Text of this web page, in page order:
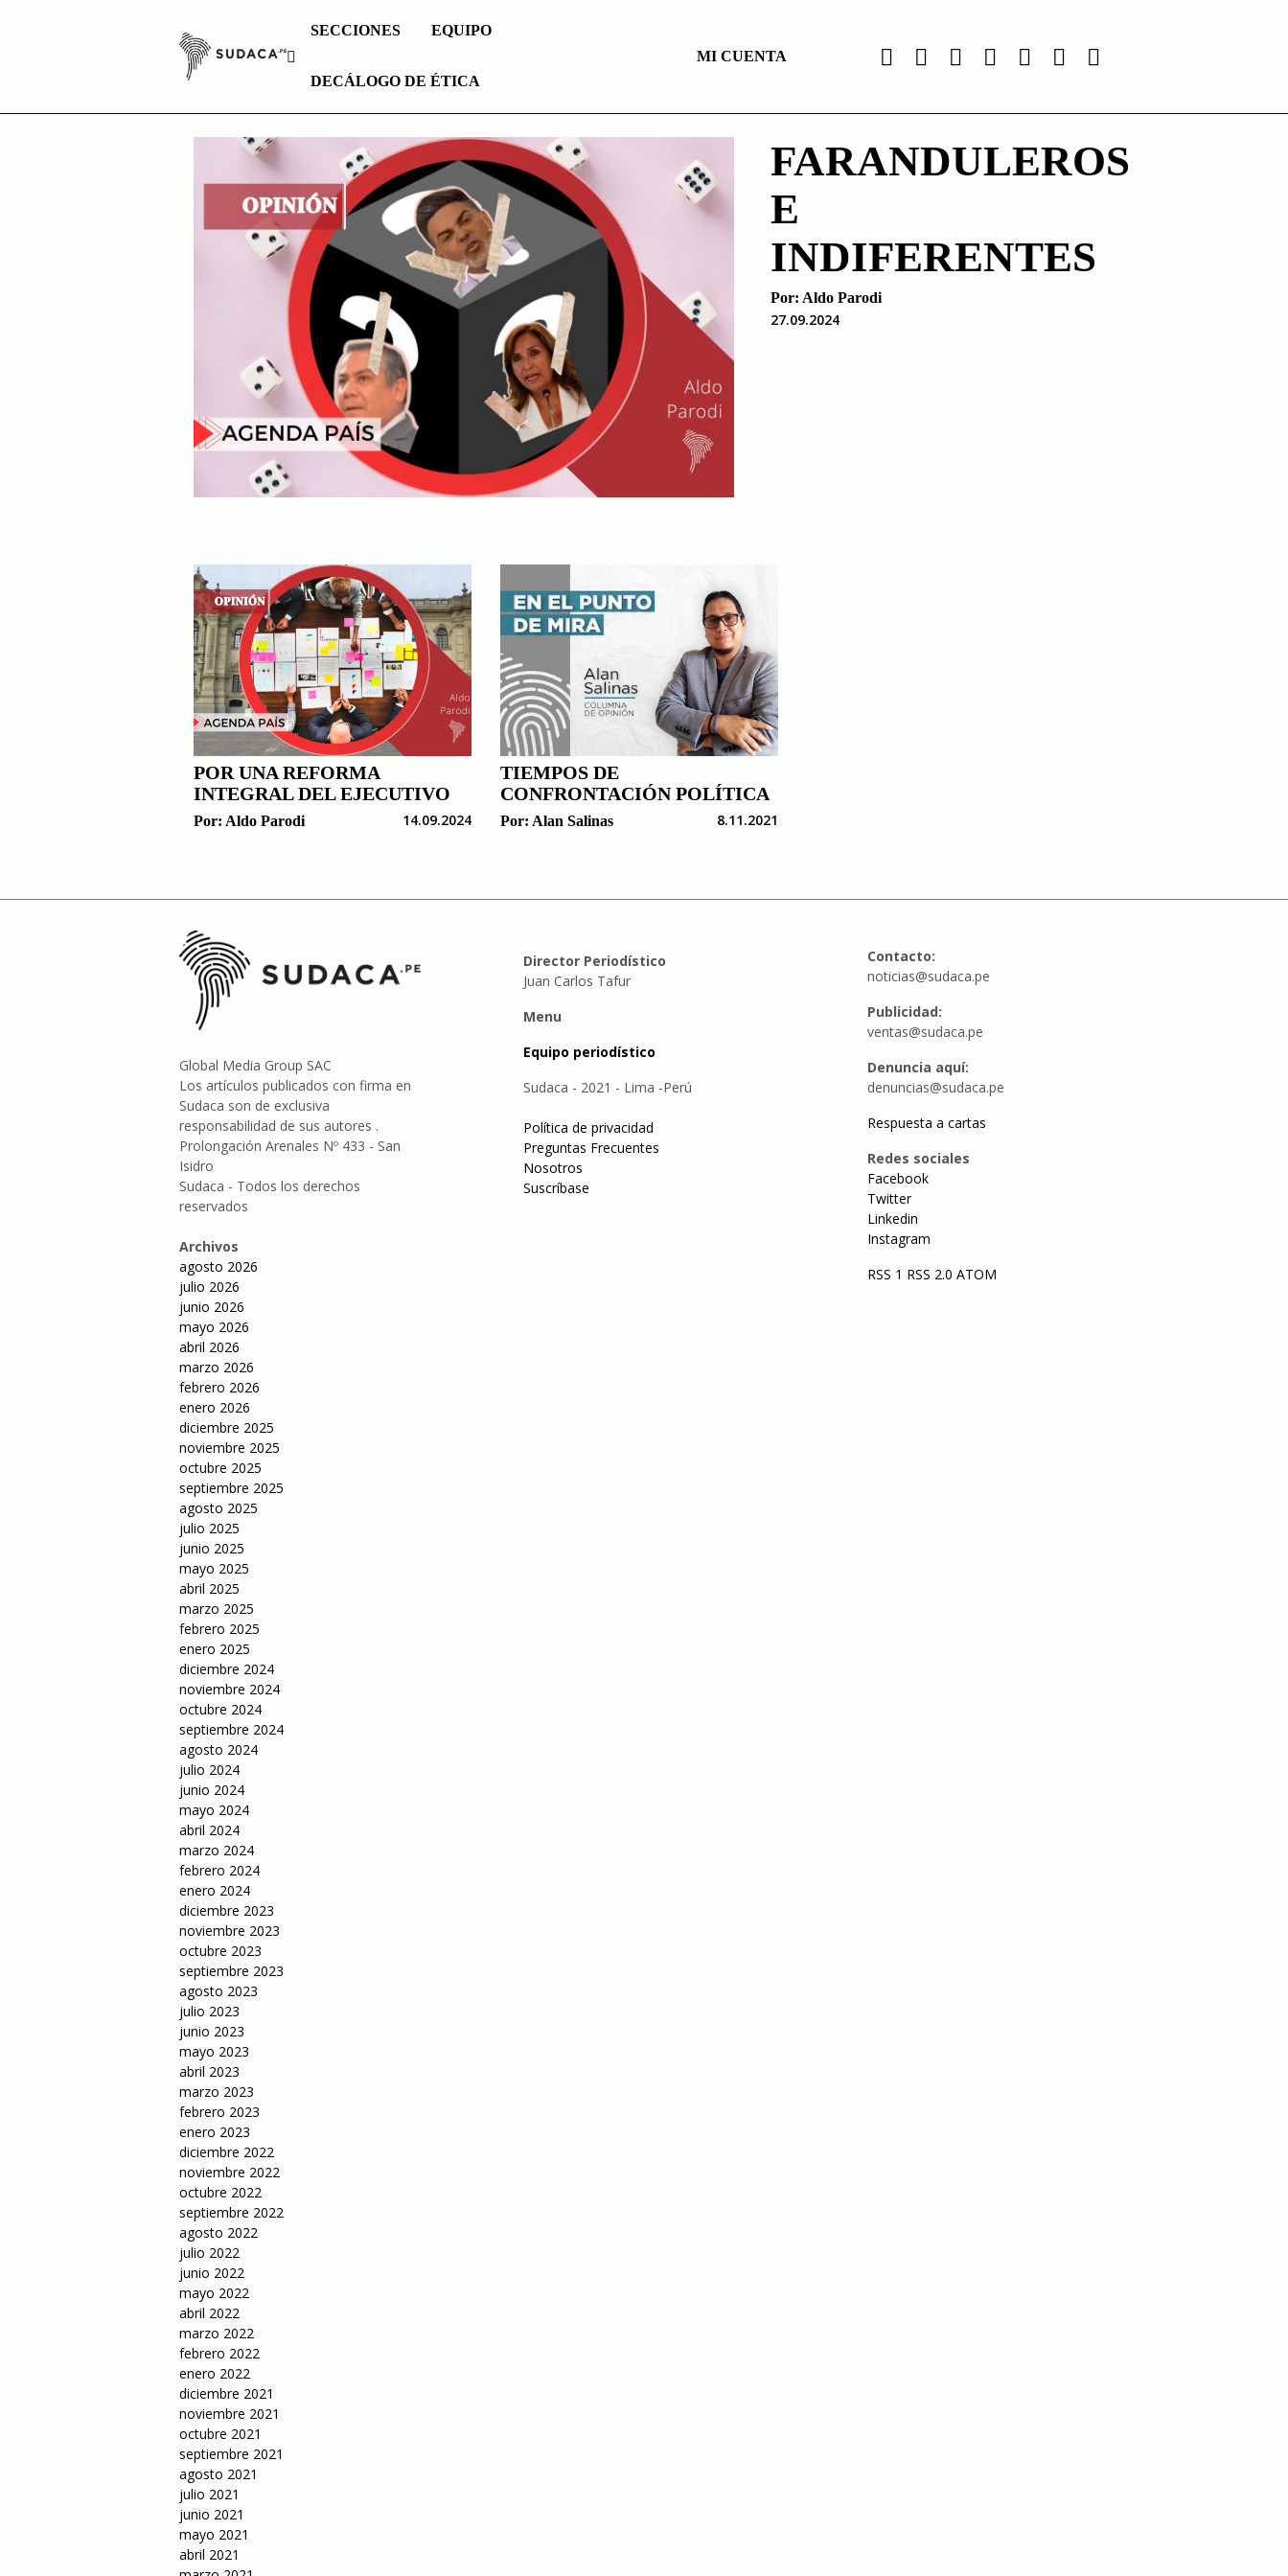
SECCIONES EQUIPO
DECÁLOGO DE ÉTICA
MI CUENTA
FARANDULEROS
E
INDIFERENTES
Por: Aldo Parodi
27.09.2024
POR UNA REFORMA
INTEGRAL DEL EJECUTIVO
Por: Aldo Parodi 14.09.2024
TIEMPOS DE
CONFRONTACIÓN POLÍTICA
Por: Alan Salinas 8.11.2021
Global Media Group SAC
Los artículos publicados con firma en
Sudaca son de exclusiva
responsabilidad de sus autores .
Prolongación Arenales Nº 433 - San
Isidro
Sudaca - Todos los derechos
reservados
Archivos
agosto 2026
julio 2026
junio 2026
mayo 2026
abril 2026
marzo 2026
febrero 2026
enero 2026
diciembre 2025
noviembre 2025
octubre 2025
septiembre 2025
agosto 2025
julio 2025
junio 2025
mayo 2025
abril 2025
marzo 2025
febrero 2025
enero 2025
diciembre 2024
noviembre 2024
octubre 2024
septiembre 2024
agosto 2024
julio 2024
junio 2024
mayo 2024
abril 2024
marzo 2024
febrero 2024
enero 2024
diciembre 2023
noviembre 2023
octubre 2023
septiembre 2023
agosto 2023
julio 2023
junio 2023
mayo 2023
abril 2023
marzo 2023
febrero 2023
enero 2023
diciembre 2022
noviembre 2022
octubre 2022
septiembre 2022
agosto 2022
julio 2022
junio 2022
mayo 2022
abril 2022
marzo 2022
febrero 2022
enero 2022
diciembre 2021
noviembre 2021
octubre 2021
septiembre 2021
agosto 2021
julio 2021
junio 2021
mayo 2021
abril 2021
Director Periodístico
Juan Carlos Tafur
Menu
Equipo periodístico
Sudaca - 2021 - Lima -Perú
Política de privacidad
Preguntas Frecuentes
Nosotros
Suscríbase
Contacto:
noticias@sudaca.pe
Publicidad:
ventas@sudaca.pe
Denuncia aquí:
denuncias@sudaca.pe
Respuesta a cartas
Redes sociales
Facebook
Twitter
Linkedin
Instagram
RSS 1 RSS 2.0 ATOM